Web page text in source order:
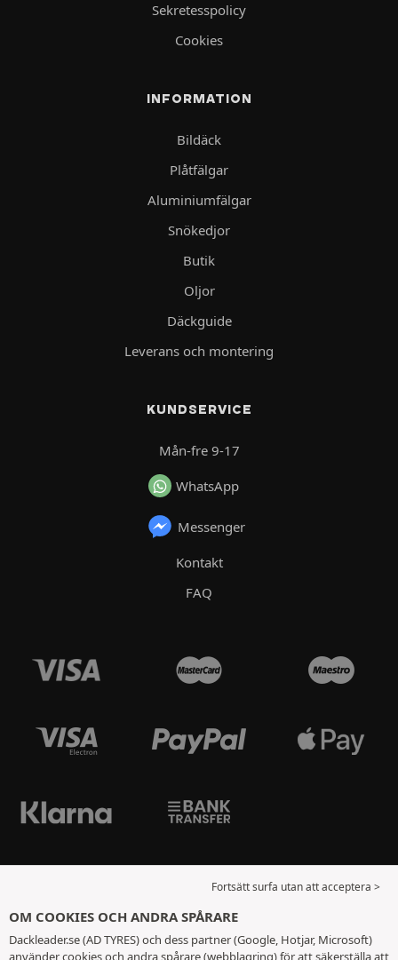
Sekretesspolicy
Cookies
INFORMATION
Bildäck
Plåtfälgar
Aluminiumfälgar
Snökedjor
Butik
Oljor
Däckguide
Leverans och montering
KUNDSERVICE
Mån-fre 9-17
WhatsApp
Messenger
Kontakt
FAQ
Fortsätt surfa utan att acceptera >
OM COOKIES OCH ANDRA SPÅRARE
Dackleader.se (AD TYRES) och dess partner (Google, Hotjar, Microsoft)
använder cookies och andra spårare (webblagring) för att säkerställa att